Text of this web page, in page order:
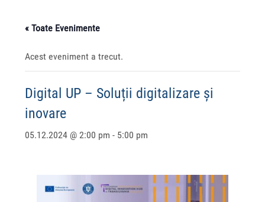
« Toate Evenimente
Acest eveniment a trecut.
Digital UP – Soluții digitalizare și
inovare
05.12.2024 @ 2:00 pm - 5:00 pm